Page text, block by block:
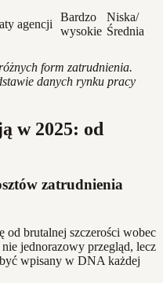
agencji
Bardzo
wysokie
Niska/
Średnia
form zatrudnienia.
danych rynku pracy
w 2025: od
zatrudnienia
od brutalnej szczerości wobec
jednorazowy przegląd, lecz
wpisany w DNA każdej